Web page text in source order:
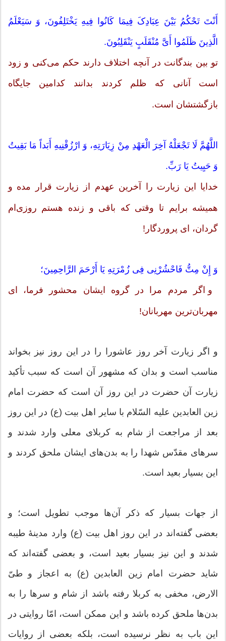
أَنْتَ تَحْکُمُ بَیْنَ عِبَادِکَ فِیمَا کَانُوا فِیهِ یَخْتَلِفُونَ، وَ سَیَعْلَمُ
الَّذِینَ ظَلَمُوا أَیَّ مُنْقَلَبٍ یَنْقَلِبُونَ.
تو بین بندگانت در آنچه اختلاف دارند حکم مى‌کنى و زود
است آنانى که ظلم کردند بدانند کدامین جایگاه
بازگشتشان است.
اللَّهُمَّ لَا تَجْعَلْهُ آخِرَ الْعَهْدِ مِنْ زِیَارَتِهِ، وَ ارْزُقْنِیهِ أَبَداً مَا بَقِیتُ
وَ حَیِیتُ یَا رَبِّ.
خدایا این زیارت را آخرین عهدم از زیارت قرار مده و
همیشه برایم تا وقتى که باقى و زنده هستم روزى‌ام
گردان، اى پروردگار!
وَ إِنْ مِتُّ فَاحْشُرْنِی فِی زُمْرَتِهِ یَا أَرْحَمَ الرَّاحِمِینَ؛
و اگر مردم مرا در گروه ایشان محشور فرما، اى
مهربان‌ترین مهربانان!
و اگر زیارت آخر روز عاشورا را در این روز نیز بخواند
مناسب است و بدان که مشهور آن است که سبب تأکید
زیارت آن حضرت در این روز آن است که حضرت امام
زین العابدین علیه السّلام با سایر اهل بیت (ع) در این روز
بعد از مراجعت از شام به کربلاى معلى وارد شدند و
سرهاى مقدّس شهدا را به بدن‌هاى ایشان ملحق کردند و
این بسیار بعید است.
از جهات بسیار که ذکر آن‌ها موجب تطویل است؛ و
بعضى گفته‌اند در این روز اهل بیت (ع) وارد مدینۀ طیبه
شدند و این نیز بسیار بعید است، و بعضى گفته‌اند که
شاید حضرت امام زین العابدین (ع) به اعجاز و طىّ
الارض، مخفى به کربلا رفته باشد از شام و سر‌ها را به
بدن‌ها ملحق کرده باشد و این ممکن است، امّا روایتى در
این باب به نظر نرسیده است، بلکه بعضى از روایات